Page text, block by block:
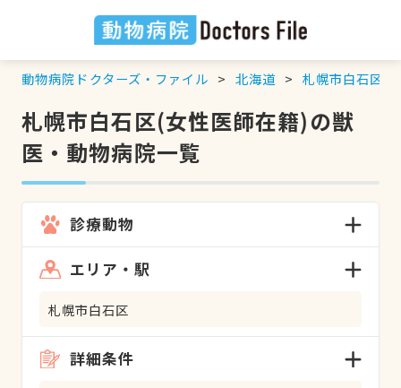
動物病院ドクターズ・ファイル 北海道 札幌市白石区
札幌市白石区(女性医師在籍)の獣
医・動物病院一覧
診療動物
エリア・駅
札幌市白石区
詳細条件